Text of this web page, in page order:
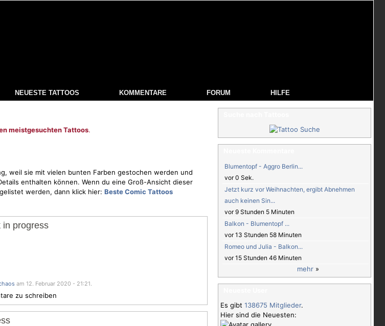
NEUESTE TATTOOS KOMMENTARE FORUM HILFE
meistgesuchten Tattoos.
weil sie mit vielen bunten Farben gestochen werden und
enthalten können. Wenn du eine Groß-Ansicht dieser
werden, dann klick hier: Beste Comic Tattoos
in progress
am 12. Februar 2020 - 21:21.
zu schreiben
Blumentopf - Aggro Berlin...
vor 0 Sek.
Jetzt kurz vor Weihnachten, ergibt Abnehmen
auch keinen Sin...
vor 9 Stunden 5 Minuten
Balkon - Blumentopf ...
vor 13 Stunden 58 Minuten
Romeo und Julia - Balkon...
vor 15 Stunden 46 Minuten
mehr »
Es gibt 138675 Mitglieder.
Hier sind die Neuesten: